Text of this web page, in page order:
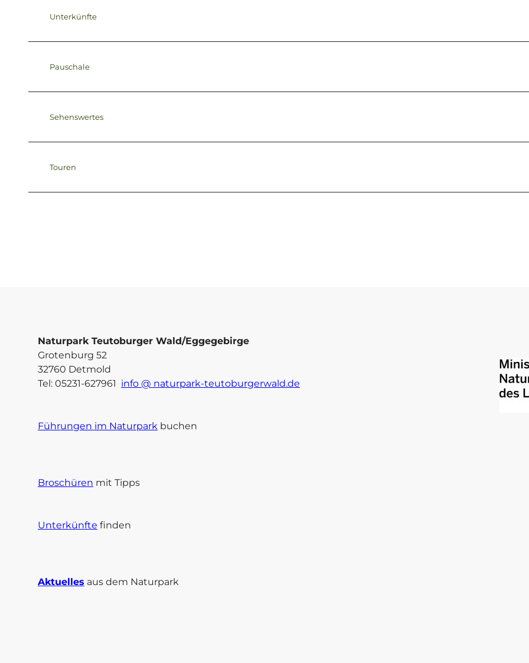
Unterkünfte
Pauschale
Sehenswertes
Touren
Naturpark Teutoburger Wald/Eggegebirge
Grotenburg 52
32760 Detmold
Tel: 05231-627961 info @ naturpark-teutoburgerwald.de
Führungen im Naturpark buchen
Broschüren mit Tipps
Unterkünfte finden
Aktuelles aus dem Naturpark